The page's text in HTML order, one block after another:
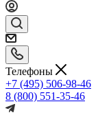
Телефоны
+7 (495) 506-98-46
8 (800) 551-35-46